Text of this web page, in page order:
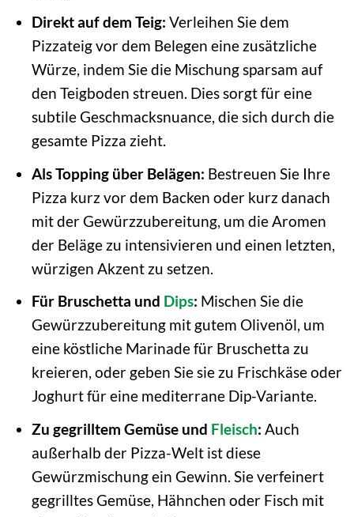
Direkt auf dem Teig: Verleihen Sie dem
Pizzateig vor dem Belegen eine zusätzliche
Würze, indem Sie die Mischung sparsam auf
den Teigboden streuen. Dies sorgt für eine
subtile Geschmacksnuance, die sich durch die
gesamte Pizza zieht.
Als Topping über Belägen: Bestreuen Sie Ihre
Pizza kurz vor dem Backen oder kurz danach
mit der Gewürzzubereitung, um die Aromen
der Beläge zu intensivieren und einen letzten,
würzigen Akzent zu setzen.
Für Bruschetta und Dips: Mischen Sie die
Gewürzzubereitung mit gutem Olivenöl, um
eine köstliche Marinade für Bruschetta zu
kreieren, oder geben Sie sie zu Frischkäse oder
Joghurt für eine mediterrane Dip-Variante.
Zu gegrilltem Gemüse und Fleisch: Auch
außerhalb der Pizza-Welt ist diese
Gewürzmischung ein Gewinn. Sie verfeinert
gegrilltes Gemüse, Hähnchen oder Fisch mit